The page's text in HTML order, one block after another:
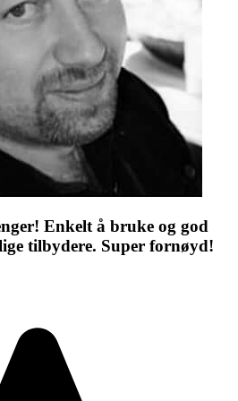
Enkelt å bruke og god
tilbydere. Super fornøyd!